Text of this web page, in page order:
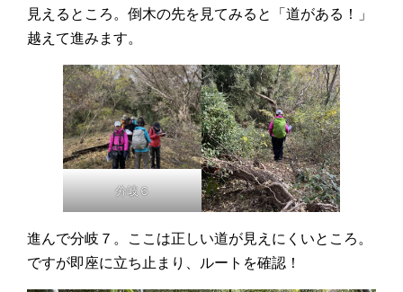
見えるところ。倒木の先を見てみると「道がある！」
越えて進みます。
分岐６
進んで分岐７。ここは正しい道が見えにくいところ。
ですが即座に立ち止まり、ルートを確認！